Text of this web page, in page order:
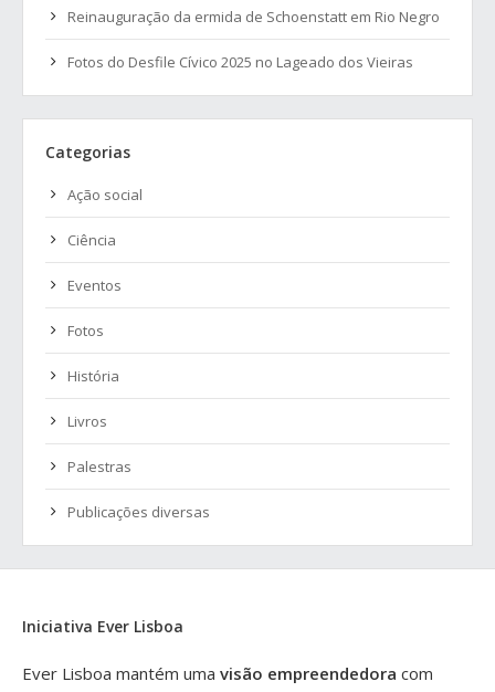
Reinauguração da ermida de Schoenstatt em Rio Negro
Fotos do Desfile Cívico 2025 no Lageado dos Vieiras
Categorias
Ação social
Ciência
Eventos
Fotos
História
Livros
Palestras
Publicações diversas
Iniciativa Ever Lisboa
Ever Lisboa mantém uma visão empreendedora com